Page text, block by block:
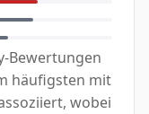
Bewertungen
häufigsten mit
wobei